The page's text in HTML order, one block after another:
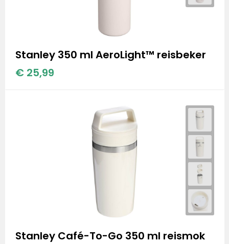
Stanley 350 ml AeroLight™ reisbeker
€ 25,99
Stanley Café-To-Go 350 ml reismok